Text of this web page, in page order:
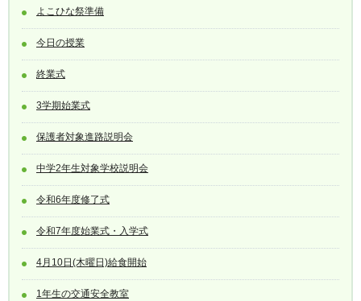
よこひな祭準備
今日の授業
終業式
3学期始業式
保護者対象進路説明会
中学2年生対象学校説明会
令和6年度修了式
令和7年度始業式・入学式
4月10日(木曜日)給食開始
1年生の交通安全教室